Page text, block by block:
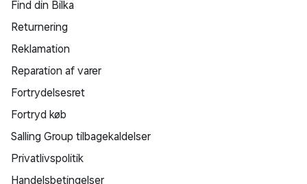
Find din Bilka
Returnering
Reklamation
Reparation af varer
Fortrydelsesret
Fortryd køb
Salling Group tilbagekaldelser
Privatlivspolitik
Handelsbetingelser